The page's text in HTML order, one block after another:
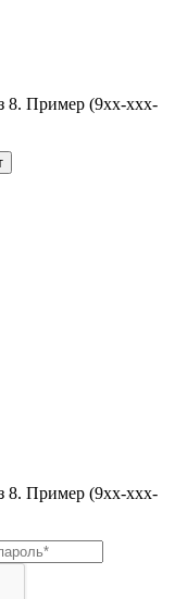
8. Пример (9хх-ххх-
8. Пример (9хх-ххх-